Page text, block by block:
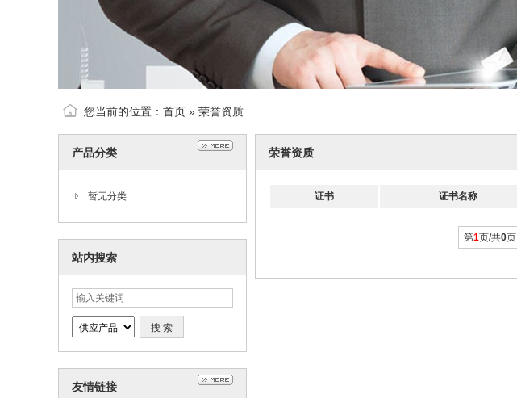
您当前的位置： 首页 » 荣誉资质
产品分类
暂无分类
站内搜索
友情链接
荣誉资质
证书 证书名称
第1页/共0页